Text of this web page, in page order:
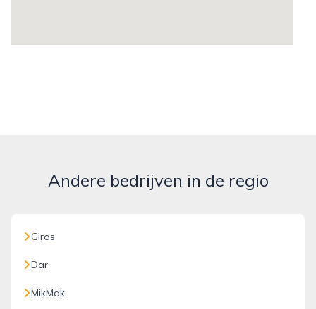
Andere bedrijven in de regio
Giros
Dar
MikMak